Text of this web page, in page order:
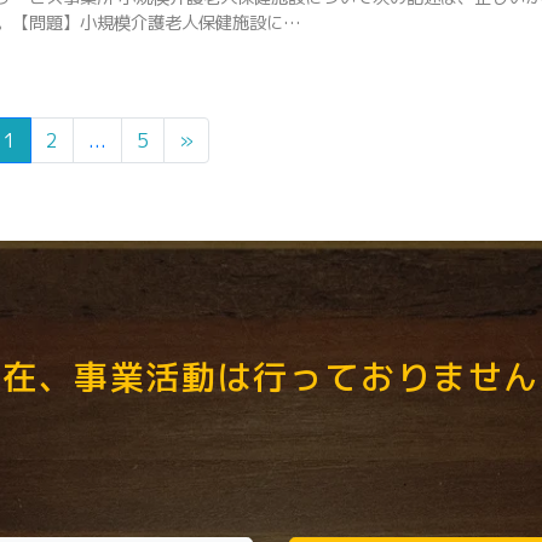
【問題】小規模介護老人保健施設に…
1 2 ... 5 »
、事業活動は行っておりませ